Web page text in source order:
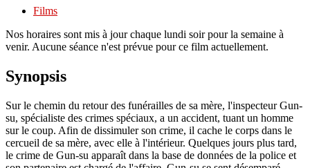
Films
Nos horaires sont mis à jour chaque lundi soir pour la semaine à
venir. Aucune séance n'est prévue pour ce film actuellement.
Synopsis
Sur le chemin du retour des funérailles de sa mère, l'inspecteur Gun-
su, spécialiste des crimes spéciaux, a un accident, tuant un homme
sur le coup. Afin de dissimuler son crime, il cache le corps dans le
cercueil de sa mère, avec elle à l'intérieur. Quelques jours plus tard,
le crime de Gun-su apparaît dans la base de données de la police et